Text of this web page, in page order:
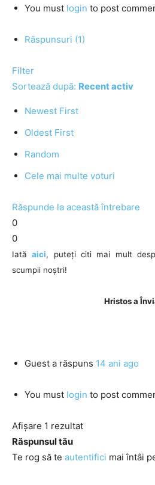
You must login to post
Răspunsuri (1)
Filter
Sortează după: Recent activ
Newest First
Oldest First
Random
Cele mai multe voturi
Răspunde la această întrebare
0
0
Iatăaici, puteți citi mai mult
scumpii noștri!
Hristos a
Guest a răspuns 14 ani ago
You must login to post
Afișare 1 rezultat
Răspunsul tău
Te rog să te autentifici mai întâi